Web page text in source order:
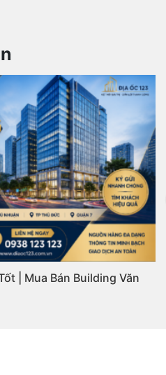
| Mua Bán Building Văn